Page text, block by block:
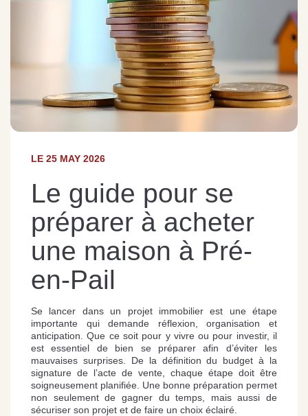
Sarthe pour booster sa
quelles sont les
conséquences ?
Lire la suite
Estimez votre bien en ligne.
Rapide et gratuit, recevez votre estimation
en quelques clics.
Estimer mon bien maintenant
LE 25 MAY 2026
Le guide pour se
préparer à acheter
une maison à Pré-
en-Pail
Se lancer dans un projet immobilier est une étape
importante qui demande réflexion, organisation et
anticipation. Que ce soit pour y vivre ou pour investir, il
est essentiel de bien se préparer afin d’éviter les
mauvaises surprises. De la définition du budget à la
signature de l’acte de vente, chaque étape doit être
soigneusement planifiée. Une bonne préparation permet
non seulement de gagner du temps, mais aussi de
sécuriser son projet et de faire un choix éclairé.